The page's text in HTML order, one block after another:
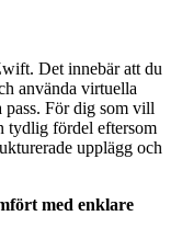
Det innebär att du
använda virtuella
För dig som vill
tydlig fördel eftersom
upplägg och
med enklare